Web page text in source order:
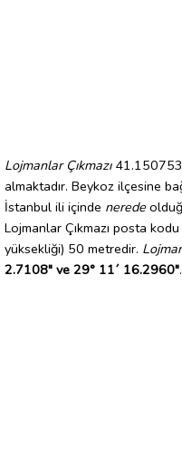
Lojmanlar Çıkmazı41.150753
almaktadır. Beykoz ilçesine
İstanbul ili içinde nerede
Lojmanlar Çıkmazı posta
yüksekliği) 50 metredir.
2.7108" ve 29° 11´ 16.2960".